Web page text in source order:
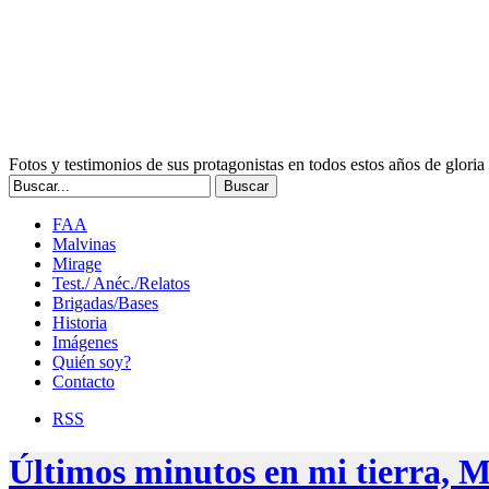
Fotos y testimonios de sus protagonistas en todos estos años de gloria
FAA
Malvinas
Mirage
Test./ Anéc./Relatos
Brigadas/Bases
Historia
Imágenes
Quién soy?
Contacto
RSS
Últimos minutos en mi tierra,